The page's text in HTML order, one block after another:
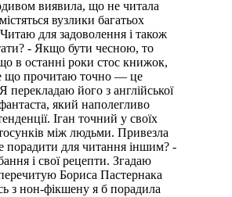
виявила, що не читала
вузлики багатьох
для задоволення і також
- Якщо бути чесною, то
в останні роки стос книжок,
що прочитаю точно — це
його з англійської
який наполегливо
Іган точний у своїх
між людьми. Привезла
порадити для читання іншим? -
і свої рецепти. Згадаю
Бориса Пастернака
з нон-фікшену я б порадила